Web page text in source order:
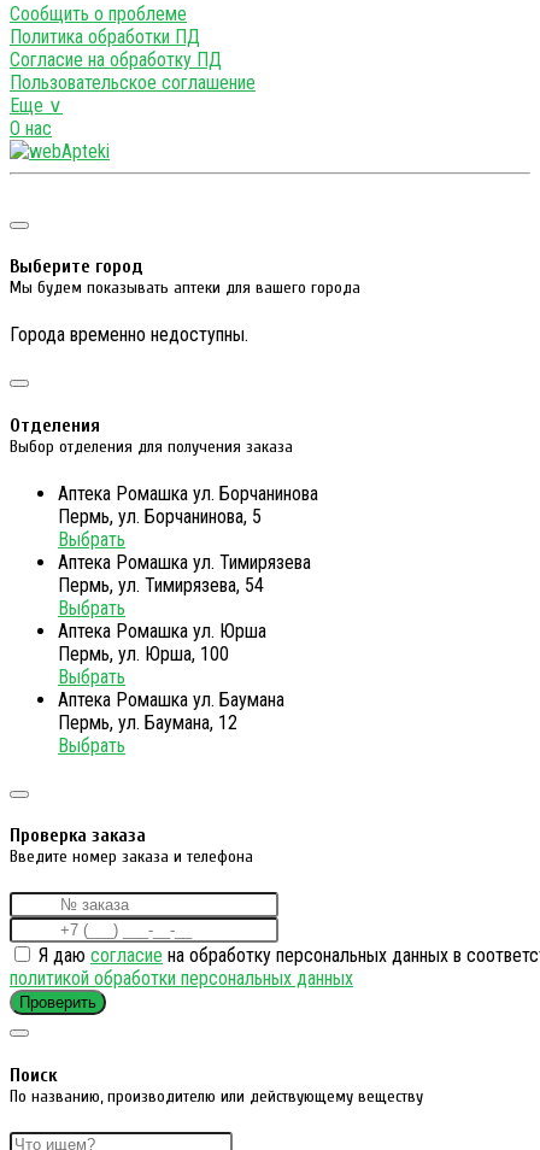
Сообщить о проблеме
Политика обработки ПД
Согласие на обработку ПД
Пользовательское соглашение
Еще ∨
О нас
Выберите город
Мы будем показывать аптеки для вашего города
Города временно недоступны.
Отделения
Выбор отделения для получения заказа
Аптека Ромашка ул. Борчанинова
Пермь, ул. Борчанинова, 5
Выбрать
Аптека Ромашка ул. Тимирязева
Пермь, ул. Тимирязева, 54
Выбрать
Аптека Ромашка ул. Юрша
Пермь, ул. Юрша, 100
Выбрать
Аптека Ромашка ул. Баумана
Пермь, ул. Баумана, 12
Выбрать
Проверка заказа
Введите номер заказа и телефона
Я даю согласие на обработку персональных данных в
политикой обработки персональных данных
Проверить
Поиск
По названию, производителю или действующему веществу